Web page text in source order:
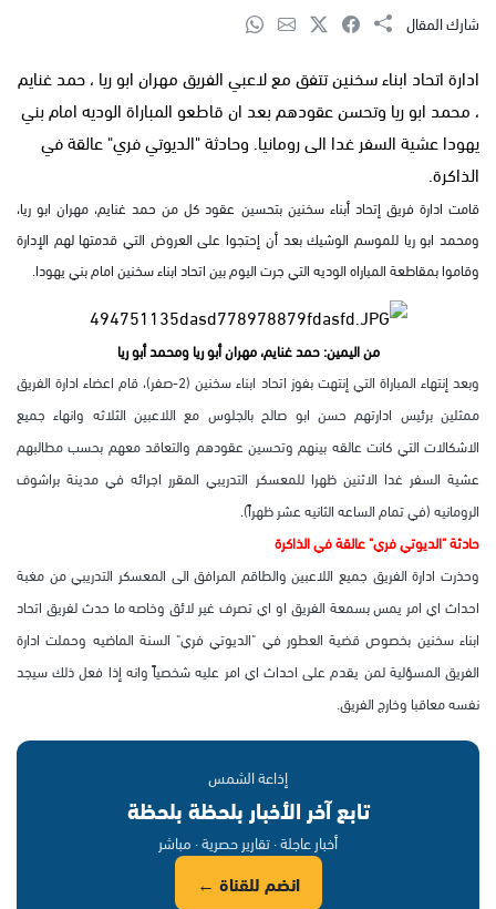
شارك المقال
ادارة اتحاد ابناء سخنين تتفق مع لاعبي الفريق مهران ابو ريا ، حمد غنايم
، محمد ابو ريا وتحسن عقودهم بعد ان قاطعو المباراة الوديه امام بني
يهودا عشية السفر غدا الى رومانيا. وحادثة "الديوتي فري" عالقة في
الذاكرة.
قامت ادارة فريق إتحاد أبناء سخنين بتحسين عقود كل من حمد غنايم، مهران ابو ريا،
ومحمد ابو ريا للموسم الوشيك بعد أن إحتجوا على العروض التي قدمتها لهم الإدارة
وقاموا بمقاطعة المباراه الوديه التي جرت اليوم بين اتحاد ابناء سخنين امام بني يهودا.
من اليمين: حمد غنايم، مهران أبو ريا ومحمد أبو ريا
وبعد إنتهاء المباراة التي إنتهت بفوز اتحاد ابناء سخنين (2-صفر)، قام
اعضاء ادارة الفريق
ممثلين برئيس ادارتهم حسن ابو صالح بالجلوس مع اللاعبين الثلاثه وانهاء جميع
الاشكالات التي كانت عالقه بينهم وتحسين عقودهم والتعاقد معهم بحسب مطالبهم
عشية السفر غدا الاثنين ظهرا للمعسكر التدريبي المقرر اجرائه في مدينة براشوف
الرومانيه (في تمام الساعه الثانيه عشر ظهراً).
حادثة "الديوتي فري" عالقة في الذاكرة
وحذرت ادارة الفريق جميع اللاعبين والطاقم المرافق الى المعسكر التدريبي من مغبة
احداث اي امر يمس بسمعة الفريق او اي تصرف غير لائق وخاصه ما حدث لفريق اتحاد
ابناء سخنين بخصوص قضية العطور في "الديوتي فري" السنة الماضيه وحملت ادارة
الفريق المسؤلية لمن يقدم على احداث اي امر عليه شخصياً وانه إذا فعل ذلك سيجد
نفسه معاقبا وخارج الفريق.
إذاعة الشمس
تابع آخر الأخبار بلحظة بلحظة
أخبار عاجلة · تقارير حصرية · مباشر
انضم للقناة ←